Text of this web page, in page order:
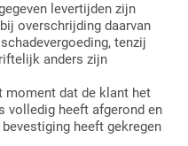
levertijden zijn
overschrijding daarvan
tenzij
anders zijn
moment dat de klant het
volledig heeft afgerond en
heeft gekregen